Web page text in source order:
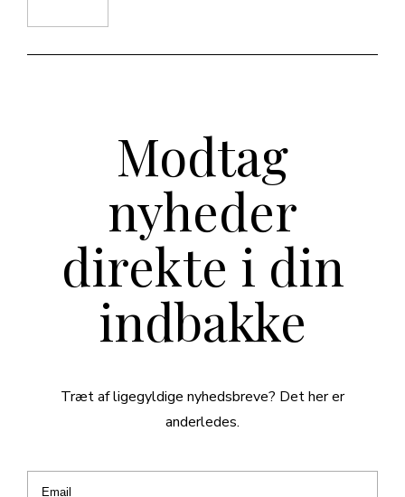
Modtag
nyheder
direkte i din
indbakke
Træt af ligegyldige nyhedsbreve? Det her er
anderledes.